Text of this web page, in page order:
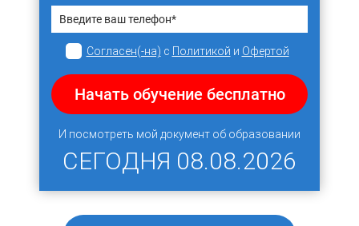
Согласен(-на) с Политикой и Офертой
Начать обучение бесплатно
И посмотреть мой документ об образовании
СЕГОДНЯ 08.08.2026